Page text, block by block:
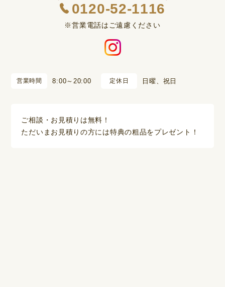
0120-52-1116
※営業電話はご遠慮ください
営業時間 8:00～20:00 定休日 日曜、祝日
ご相談・お見積りは無料！
ただいまお見積りの方には特典の粗品をプレゼント！